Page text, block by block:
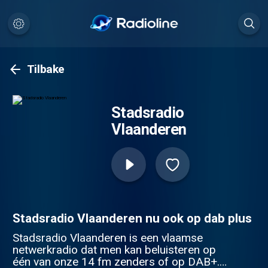
Tilbake
Stadsradio
Vlaanderen
Stadsradio Vlaanderen nu ook op dab plus
Stadsradio Vlaanderen is een vlaamse
netwerkradio dat men kan beluisteren op
één van onze 14 fm zenders of op DAB+.